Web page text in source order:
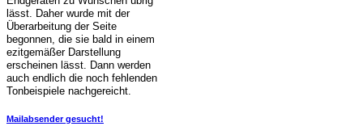
lässt. Daher wurde mit der
Überarbeitung der Seite
begonnen, die sie bald in einem
ezitgemäßer Darstellung
erscheinen lässt. Dann werden
auch endlich die noch fehlenden
Tonbeispiele nachgereicht.
Mailabsender gesucht!